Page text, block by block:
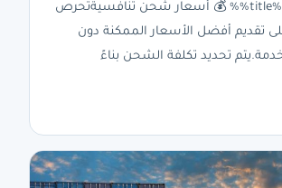
%%title%% %%sitename%% 💰 أسعار شحن تنافسيةتحرص
أفضل الأسعار الممكنة دون
تحديد تكلفة الشحن بناءً